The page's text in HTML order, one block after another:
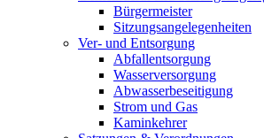
Bürgermeister
Sitzungsangelegenheiten
Ver- und Entsorgung
Abfallentsorgung
Wasserversorgung
Abwasserbeseitigung
Strom und Gas
Kaminkehrer